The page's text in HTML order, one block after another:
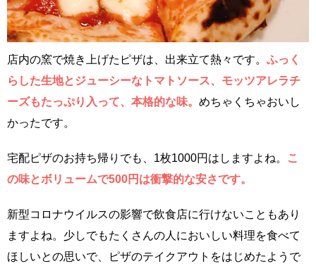
店内の窯で焼き上げたピザは、出来立て熱々です。 ふっく
らした生地とジューシーなトマトソース、モッツアレラチ
ーズもたっぷり入って、本格的な味。 めちゃくちゃおいし
かったです。
宅配ピザのお持ち帰りでも、1枚1000円はしますよね。
こ
の味とボリュームで500円は衝撃的な安さです。
新型コロナウイルスの影響で飲食店に行けないこともあり
ますよね。少しでもたくさんの人においしい料理を食べて
ほしいとの思いで、ピザのテイクアウトをはじめたようで